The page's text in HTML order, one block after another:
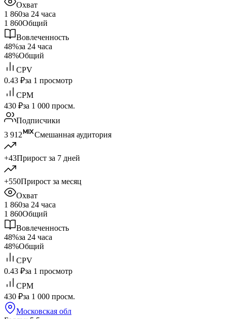
Охват
1 860за 24 часа
1 860Общий
Вовлеченность
48%за 24 часа
48%Общий
CPV
0.43 ₽за 1 просмотр
CPM
430 ₽за 1 000 просм.
Подписчики
3 912
Смешанная аудитория
+43Прирост за 7 дней
+550Прирост за месяц
Охват
1 860за 24 часа
1 860Общий
Вовлеченность
48%за 24 часа
48%Общий
CPV
0.43 ₽за 1 просмотр
CPM
430 ₽за 1 000 просм.
Московская обл